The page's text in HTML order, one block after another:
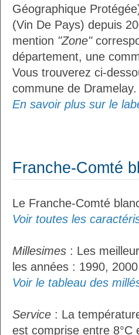
Géographique
(Vin De Pays) depuis
mention "Zone"
département, une
Vous trouverez ci-
commune de Dramelay.
En savoir plus sur le
Franche-Comté
Le Franche-Comté
Voir toutes les
Millesimes : Les
les années : 1990,
Voir le tableau des
Service : La
est comprise entre 8°C